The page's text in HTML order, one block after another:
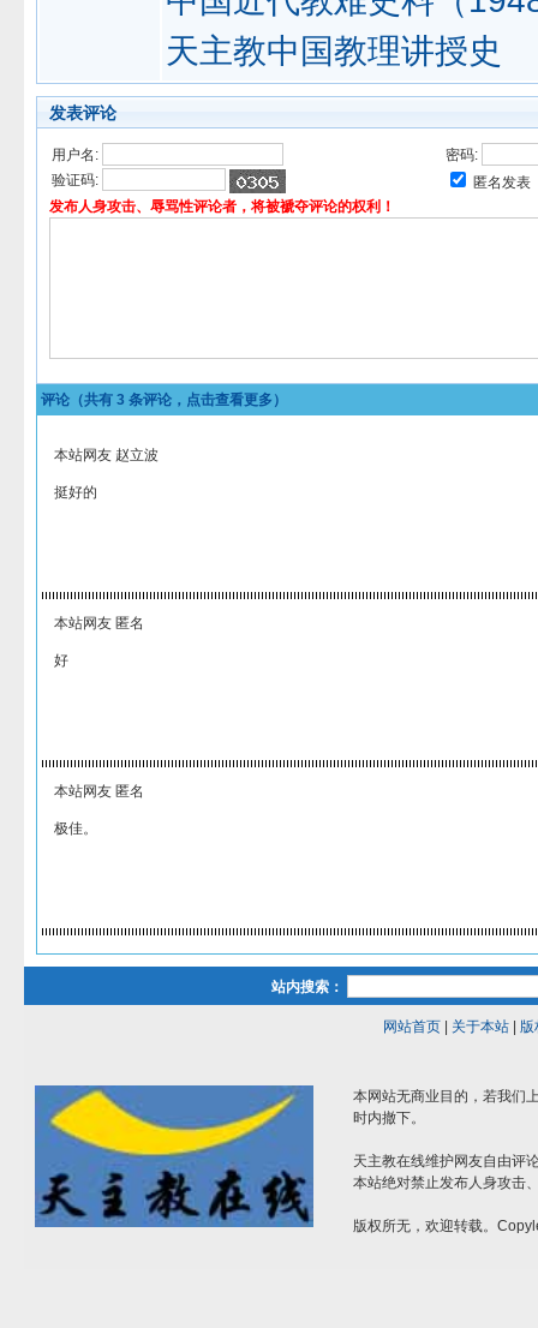
天主教中国教理讲授史
发表评论
用户名:
密码:
验证码:
匿名发表
发布人身攻击、辱骂性评论者，将被褫夺评论的权利！
评论（共有 3 条评论，点击查看更多）
本站网友 赵立波
挺好的
本站网友 匿名
好
本站网友 匿名
极佳。
站内搜索：
网站首页| 关于本站| 版
本网站无商业目的，若我们
时内撤下。
天主教在线维护网友自由评
本站绝对禁止发布人身攻击
版权所无，欢迎转载。